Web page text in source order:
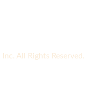
All Rights Reserved.